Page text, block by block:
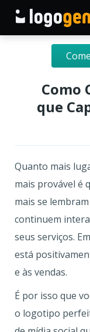
Criador de
Gerador de
Ideias de
Sobre
Blog
Como
que
Quanto mais
mais provável é
mais se
continuem
seus serviços.
está
e às vendas.
É por isso que
o logotipo